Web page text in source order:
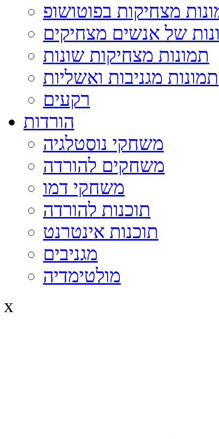
מצחיקות בפוטושופ
של אנשים מצחיקים
תמונות מצחיקות שונות
תמונות מגניבות ואשליות
רקעים
הורדות
משחקי נוסטלגיה
משחקים להורדה
משחקי דמו
תוכנות להורדה
תוכנות אינטרנט
מגניבים
מולטימדיה
x